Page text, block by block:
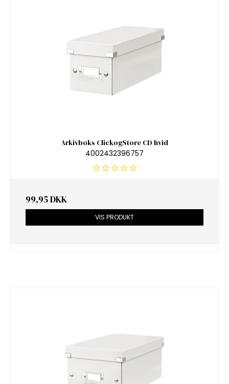
Arkivboks ClickogStore CD hvid
4002432396757
99,95 DKK
VIS PRODUKT